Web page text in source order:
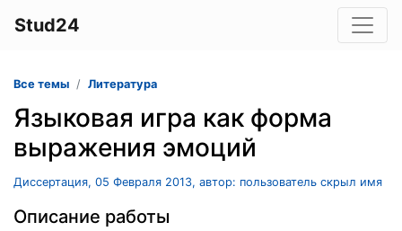
Stud24
Все темы Литература
Языковая игра как форма
выражения эмоций
Диссертация, 05 Февраля 2013, автор: пользователь скрыл имя
Описание работы